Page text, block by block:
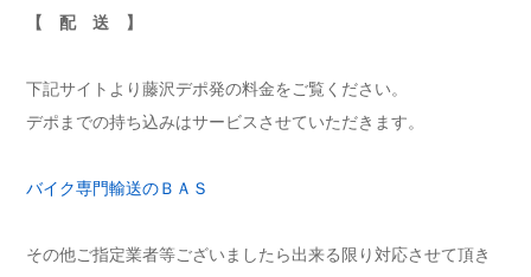
【 配 送 】
下記サイトより藤沢デポ発の料金をご覧ください。
デポまでの持ち込みはサービスさせていただきます。
バイク専門輸送のＢＡＳ
その他ご指定業者等ございましたら出来る限り対応させて頂き